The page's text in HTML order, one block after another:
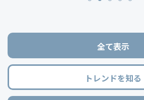
全て表示
トレンドを知る